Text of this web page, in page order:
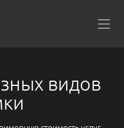
видов